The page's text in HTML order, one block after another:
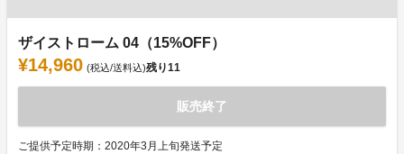
ザイストローム 04（15%OFF）
¥14,960 (税込/送料込)残り11
販売終了
ご提供予定時期：2020年3月上旬発送予定